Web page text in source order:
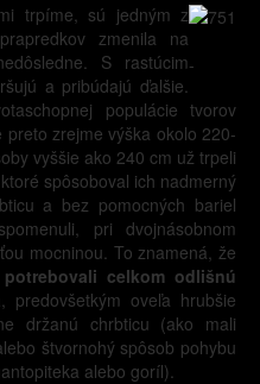
-
trpíme, sú jedným z
zmenila na
S rastúcim
a pribúdajú ďalšie.
populácie tvorov
zrejme výška okolo 220-
vyššie ako 240 cm už trpeli
spôsoboval ich nadmerný
a bez pomocných bariel
pri dvojnásobnom
mocninou. To znamená, že
celkom odlišnú
, predovšetkým oveľa hrubšie
držanú chrbticu (ako mali
štvornohý spôsob pohybu
alebo goríl).